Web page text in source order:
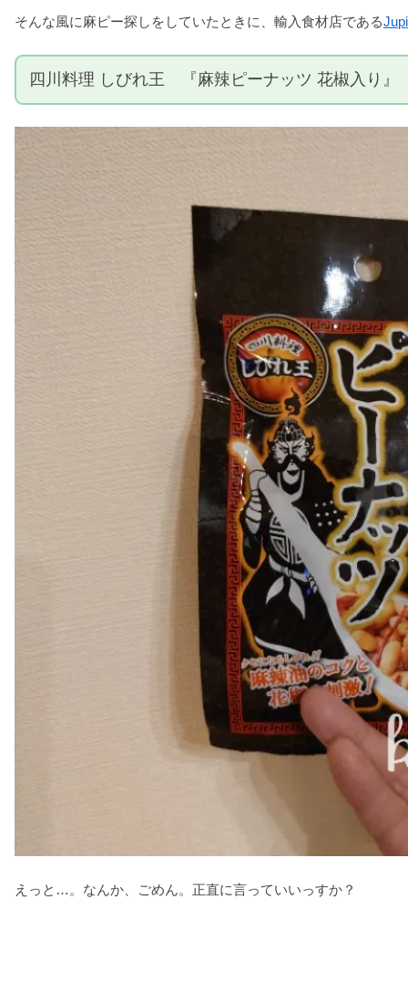
そんな風に麻ピー探しをしていたときに、輸入食材店である
四川料理 しびれ王 『麻辣ピーナッツ 花椒入り』
えっと…。なんか、ごめん。正直に言っていいっすか？